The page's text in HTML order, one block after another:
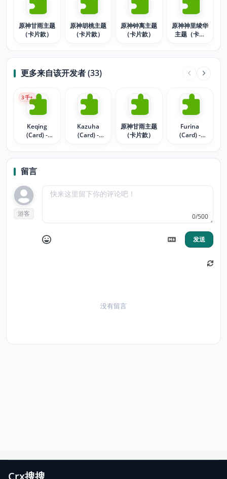
原神甘雨主题
（卡片款）
原神胡桃主题
（卡片款）
原神钟离主题
（卡片款）
原神神里绫华
主题（卡片
更多来自该开发者 (33)
Keqing
(Card) -
Impact
3千+
Kazuha
(Card) -
Impact
原神甘雨主题
（卡片款）
Furina
(Card) -
Impact
留言
游客 0/500
发送
没有留言
Crx搜搜